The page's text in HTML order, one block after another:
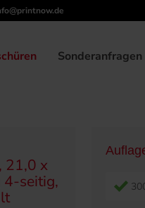
Sonderanfragen
21,0 x
4-seitig,